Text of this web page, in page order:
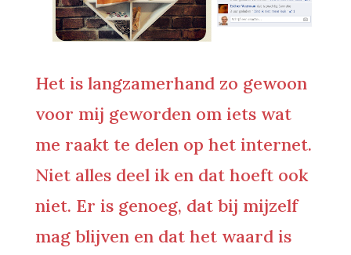
Het is langzamerhand zo gewoon
voor mij geworden om iets wat
me raakt te delen op het internet.
Niet alles deel ik en dat hoeft ook
niet. Er is genoeg, dat bij mijzelf
mag blijven en dat het waard is